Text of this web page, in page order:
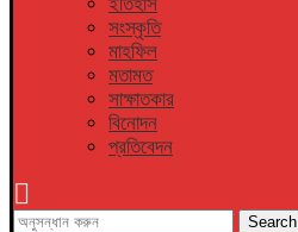
সংস্কৃতি
মাহফিল
মতামত
সাক্ষাতকার
বিনোদন
প্রতিবেদন
Search